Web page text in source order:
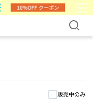
販売中のみ